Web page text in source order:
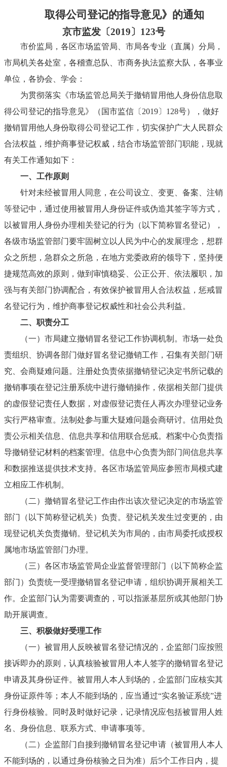
取得公司登记的指导意见》的通知
京市监发〔2019 〕 123号
市价监局，各区市场监管局、市局各专业（直属）分局，
市局机关各处室，各稽查总队、市商务执法监察大队，各事业
单位，各协会、学会：
为贯彻落实《市场监管总局关于撤销冒用他人身份信息取
得公司登记的指导意见》（国市监信〔 2019〕 128号），做好
撤销冒用他人身份取得公司登记工作，切实保护广大人民群众
合法权益，维护商事登记权威，结合市场监管部门职能，现就
有关工作通知如下：
一、 工作原则
针对未经被冒用人同意，在公司设立、变更、备案、注销
等登记中，通过使用被冒用人身份证件或伪造其签字等方式，
以被冒用人身份办理相关登记的行为（以下简称冒名登记），
各级市场监管部门要牢固树立以人民为中心的发展理念，想群
众之所想，急群众之所急，在地方党委政府的领导下，坚持便
捷规范高效的原则，做到审慎稳妥、公正公开、依法履职，加
强与有关部门协调配合，有效保护被冒用人合法权益，惩戒冒
名登记行为，维护商事登记权威性和社会公共利益。
二、 职责分工
（一） 市局建立撤销冒名登记工作协调机制。市场一处负
责组织、协调各部门做好冒名登记撤销工作，召集有关部门研
究、会商疑难问题。注册处负责依据撤销登记决定书所记载的
撤销事项在登记注册系统中进行撤销操作，依据相关部门提供
的虚假登记责任人数据，对虚假登记责任人再次办理登记业务
实行严格审查。法制处参与重大疑难问题会商研讨。信用处负
责公示相关信息、信息共享和信用联合惩戒。档案中心负责指
导撤销登记材料的档案管理。信息中心负责为部门间信息共享
和数据推送提供技术支持。各区市场监管局应参照市局模式建
立相应工作机制。
（二） 撤销冒名登记工作由作出该次登记决定的市场监管
部门（以下简称登记机关）负责。登记机关发生过变更的，由
现登记机关负责撤销。登记机关为市局的，由市局委托或授权
属地市场监管部门办理。
（三） 各区市场监管局企业监督管理部门（以下简称企监
部门）负责统一受理撤销冒名登记申请，组织协调开展相关工
作。企监部门认为需要调查的，可以指派基层所或其他部门协
助开展调查。
三、 积极做好受理工作
（一） 被冒用人反映被冒名登记情况的，企监部门应按照
接诉即办的原则，认真核验被冒用人本人签字的撤销冒名登记
申请及其身份证件。被冒用人本人到场的，企监部门应核实其
身份证原件等；本人不能到场的，应当通过“实名验证系统”进
行身份核验。同时及时做好记录，记录情况应包括被冒用人姓
名、身份信息、联系方式、申请事项等。
（二） 企监部门自接到撤销冒名登记申请（被冒用人本人
不能到场的，以通过身份核验之日为准）后5个工作日内，提